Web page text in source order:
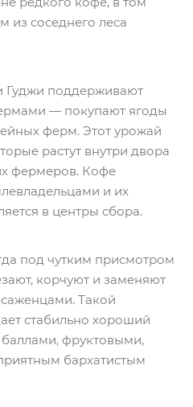
из соседнего леса
Гуджи поддерживают
— покупают ягоды
ферм. Этот урожай
растут внутри двора
фермеров. Кофе
и их
в ​​центры сбора.
под чутким присмотром
корчуют и заменяют
Такой
стабильно хороший
фруктовыми,
бархатистым